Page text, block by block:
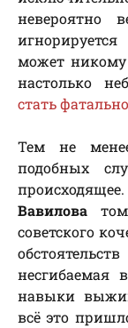
невероятно
может никому
настолько
стать
Тем не
подобных
Вавилова
советского
несгибаемая
навыки
всё это